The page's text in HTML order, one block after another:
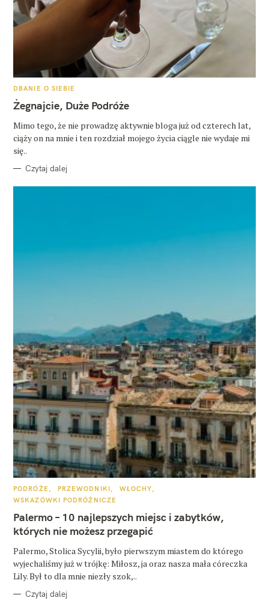
K
T
E
O
R
I
DBANIE O SIEBIE
Żegnajcie, Duże Podróże
Mimo tego, że nie prowadzę aktywnie bloga już od czterech lat,
ciąży on na mnie i ten rozdział mojego życia ciągle nie wydaje mi
się..
Czytaj dalej
K
T
G
R
PODRÓŻE PRZEWODNIKI
WŁOCHY
WSKAZÓWKI PODRÓŻNICZE
Palermo – 10 najlepszych miejsc i zabytków,
których nie możesz przegapić
Palermo, Stolica Sycylii, było pierwszym miastem do którego
wyjechaliśmy już w trójkę: Miłosz, ja oraz nasza mała córeczka
Lily. Był to dla mnie niezły szok,..
Czytaj dalej